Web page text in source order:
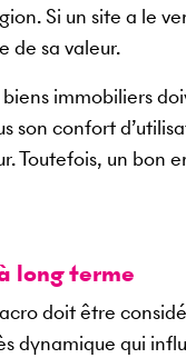
Si un site a le
de sa valeur.
immobiliers
son confort
Toutefois, un
long terme
doit être
dynamique qui